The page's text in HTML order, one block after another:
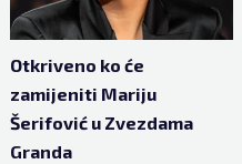
Otkriveno ko će
zamijeniti Mariju
Šerifović u Zvezdama
Granda